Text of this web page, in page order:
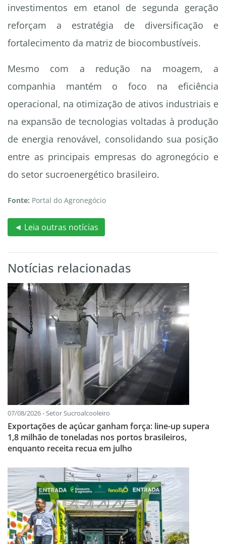
investimentos em etanol de segunda geração
reforçam a estratégia de diversificação e
fortalecimento da matriz de biocombustíveis.
Mesmo com a redução na moagem, a
companhia mantém o foco na eficiência
operacional, na otimização de ativos industriais e
na expansão de tecnologias voltadas à produção
de energia renovável, consolidando sua posição
entre as principais empresas do agronegócio e
do setor sucroenergético brasileiro.
Fonte: Portal do Agronegócio
◄ Leia outras notícias
Notícias relacionadas
07/08/2026 - Setor Sucroalcooleiro
Exportações de açúcar ganham força: line-up supera
1,8 milhão de toneladas nos portos brasileiros,
enquanto receita recua em julho